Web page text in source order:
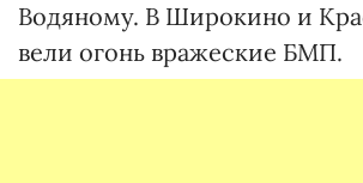
Водяному. В Широкино и
вели огонь вражеские БМП.